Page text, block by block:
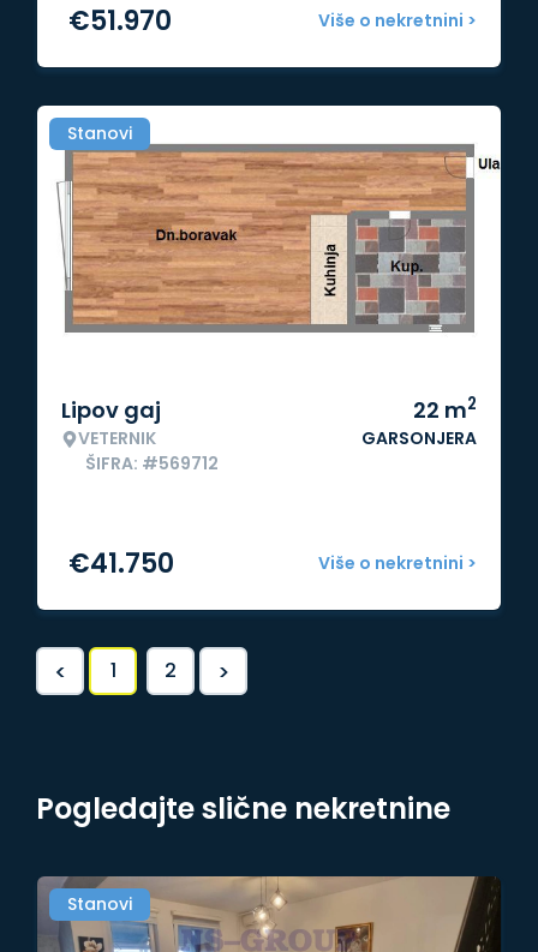
Više o nekretnini >
€51.970
Stanovi
Lipov gaj
VETERNIK
ŠIFRA: #569712
22 m2
GARSONJERA
Više o nekretnini >
€41.750
< 1 2 >
Pogledajte slične nekretnine
Stanovi